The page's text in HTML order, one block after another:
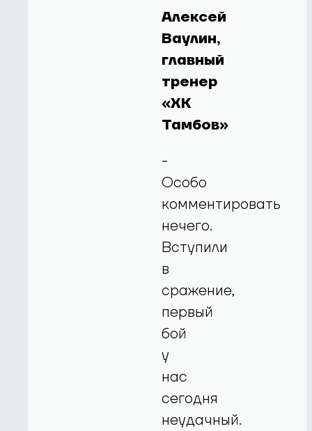
Алексей
Ваулин,
главный
тренер
«ХК
Тамбов»
-
Особо
комментировать
нечего.
Вступили
в
сражение,
первый
бой
у
нас
сегодня
неудачный.